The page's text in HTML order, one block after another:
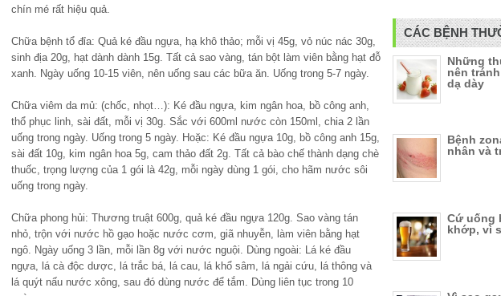
chín mé rất hiệu quả.
Chữa bệnh tổ đỉa: Quả ké đầu ngựa, hạ khô thảo; mỗi vị 45g, vỏ núc nác 30g,
sinh địa 20g, hạt dành dành 15g. Tất cả sao vàng, tán bột làm viên bằng hạt đỗ
xanh. Ngày uống 10-15 viên, nên uống sau các bữa ăn. Uống trong 5-7 ngày.
Chữa viêm da mủ: (chốc, nhọt…): Ké đầu ngựa, kim ngân hoa, bồ công anh,
thổ phục linh, sài đất, mỗi vị 30g. Sắc với 600ml nước còn 150ml, chia 2 lần
uống trong ngày. Uống trong 5 ngày. Hoặc: Ké đầu ngựa 10g, bồ công anh 15g,
sài đất 10g, kim ngân hoa 5g, cam thảo đất 2g. Tất cả bào chế thành dạng chè
thuốc, trọng lượng của 1 gói là 42g, mỗi ngày dùng 1 gói, cho hãm nước sôi
uống trong ngày.
Chữa phong hủi: Thương truật 600g, quả ké đầu ngựa 120g. Sao vàng tán
nhỏ, trộn với nước hồ gạo hoặc nước cơm, giã nhuyễn, làm viên bằng hạt
ngô. Ngày uống 3 lần, mỗi lần 8g với nước nguội. Dùng ngoài: Lá ké đầu
ngựa, lá cà độc dược, lá trắc bá, lá cau, lá khổ sâm, lá ngải cứu, lá thông và
lá quýt nấu nước xông, sau đó dùng nước để tắm. Dùng liên tục trong 10
CÁC BỆNH
Những
nên
dạ dày
Bệnh
nhân và
Cứ uống
khớp, vì